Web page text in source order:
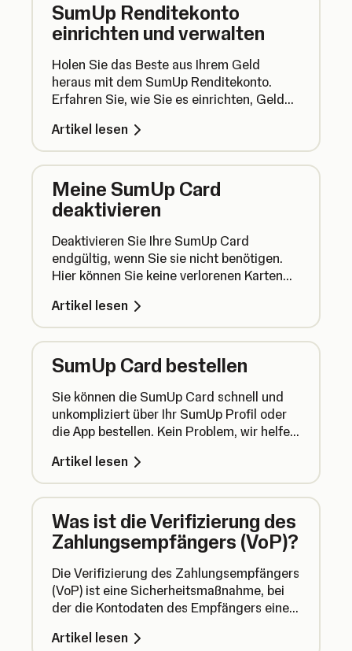
SumUp Renditekonto
einrichten und verwalten
Holen Sie das Beste aus Ihrem Geld
heraus mit dem SumUp Renditekonto.
Erfahren Sie, wie Sie es einrichten, Geld
Blick behalten
Artikel lesen
Meine SumUp Card
deaktivieren
Deaktivieren Sie Ihre SumUp Card
endgültig, wenn Sie sie nicht benötigen.
Hier können Sie keine verlorenen Karten
Bestellung der Karte finden Sie unten auf
der Seite.
Artikel lesen
SumUp Card bestellen
Sie können die SumUp Card schnell und
unkompliziert über Ihr SumUp Profil oder
die App bestellen. Kein Problem, wir helfen
Artikel lesen
Was ist die Verifizierung des
Zahlungsempfängers (VoP)?
Die Verifizierung des Zahlungsempfängers
(VoP) ist eine Sicherheitsmaßnahme, bei
der die Kontodaten des Empfängers einer
sicherzustellen, dass das Geld an die
Artikel lesen